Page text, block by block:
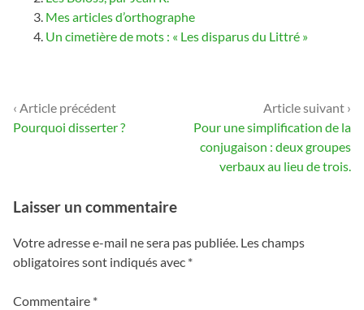
Mes articles d’orthographe
Un cimetière de mots : « Les disparus du Littré »
Navigation
‹ Article précédent
Pourquoi disserter ?
Article suivant ›
Pour une simplification de la
conjugaison : deux groupes
verbaux au lieu de trois.
Laisser un commentaire
Votre adresse e-mail ne sera pas publiée. Les champs
obligatoires sont indiqués avec *
Commentaire *